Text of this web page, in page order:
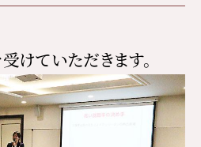
けていただきます。